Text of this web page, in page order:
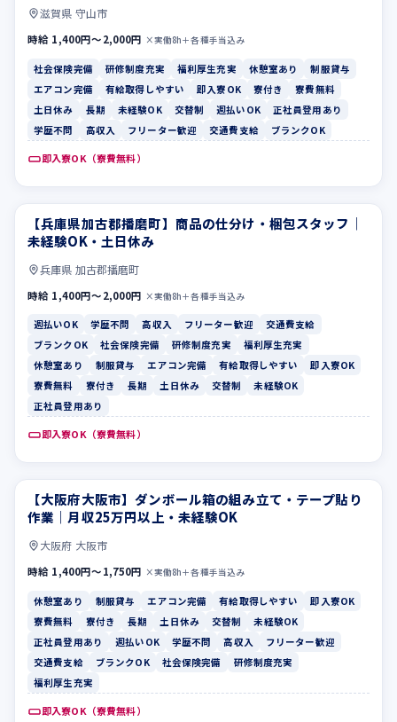
滋賀県 守山市
時給 1,400円〜2,000円 ×実働8h＋各種手当込み
社会保険完備 研修制度充実 福利厚生充実 休憩室あり
制服貸与
エアコン完備
有給取得しやすい 即入寮OK 寮付き
寮費無料
土日休み
長期 未経験OK 交替制 週払いOK
正社員登用あり
学歴不問
高収入 フリーター歓迎 交通費支給 ブランクOK
即入寮OK（寮費無料）
週払いOK 学歴不問
【兵庫県加古郡播磨町】商品の仕分け・梱包スタッフ｜
未経験OK・土日休み
兵庫県 加古郡播磨町
時給 1,400円〜2,000円 ×実働8h＋各種手当込み
週払いOK 学歴不問 高収入 フリーター歓迎
交通費支給
ブランクOK
社会保険完備 研修制度充実
福利厚生充実
休憩室あり
制服貸与 エアコン完備 有給取得しやすい
即入寮OK
寮費無料
寮付き 長期 土日休み 交替制
未経験OK
正社員登用あり
即入寮OK（寮費無料）
休憩室あり 制服貸与
【大阪府大阪市】ダンボール箱の組み立て・テープ貼り
作業｜月収25万円以上・未経験OK
大阪府 大阪市
時給 1,400円〜1,750円 ×実働8h＋各種手当込み
休憩室あり 制服貸与 エアコン完備 有給取得しやすい
即入寮OK
寮費無料
寮付き 長期 土日休み 交替制
未経験OK
正社員登用あり
週払いOK 学歴不問 高収入
フリーター歓迎
交通費支給
ブランクOK 社会保険完備
研修制度充実
福利厚生充実
即入寮OK（寮費無料）